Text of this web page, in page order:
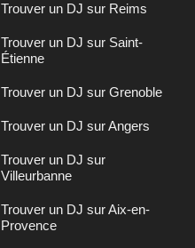
Trouver un DJ sur Reims
Trouver un DJ sur Saint-
Étienne
Trouver un DJ sur Grenoble
Trouver un DJ sur Angers
Trouver un DJ sur
Villeurbanne
Trouver un DJ sur Aix-en-
Provence